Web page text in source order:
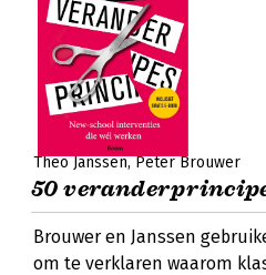
Theo Janssen Peter Brouwer
50
Brouwer en Janssen
om te verklaren waarom